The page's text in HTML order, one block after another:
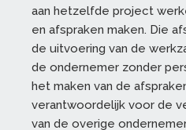
aan hetzelfde project
en afspraken maken. Die
de uitvoering van de
de ondernemer zonder
het maken van de
verantwoordelijk voor de
van de overige